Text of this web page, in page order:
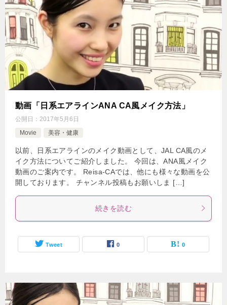
動画「日系エアラインANA CA風メイク方法」
公開日： 2017年5月6日
Movie
美容・健康
以前、日系エアラインのメイク動画として、JAL CA風のメ
イク方法についてご紹介しました。 今回は、ANA風メイク
動画のご案内です。 Reisa-CAでは、他にも様々な動画を公
開しております。 チャンネル投稿もお願いしま […]
続きを読む
Tweet 0 0